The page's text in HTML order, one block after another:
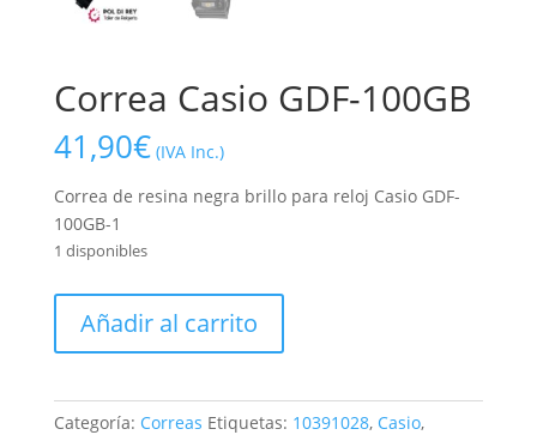
Correa Casio GDF-100GB
41,90€ (IVA Inc.)
Correa de resina negra brillo para reloj Casio GDF-
100GB-1
1 disponibles
Casio
GDF-
cantidad
Añadir al carrito
Categoría: Correas Etiquetas: 10391028, Casio,